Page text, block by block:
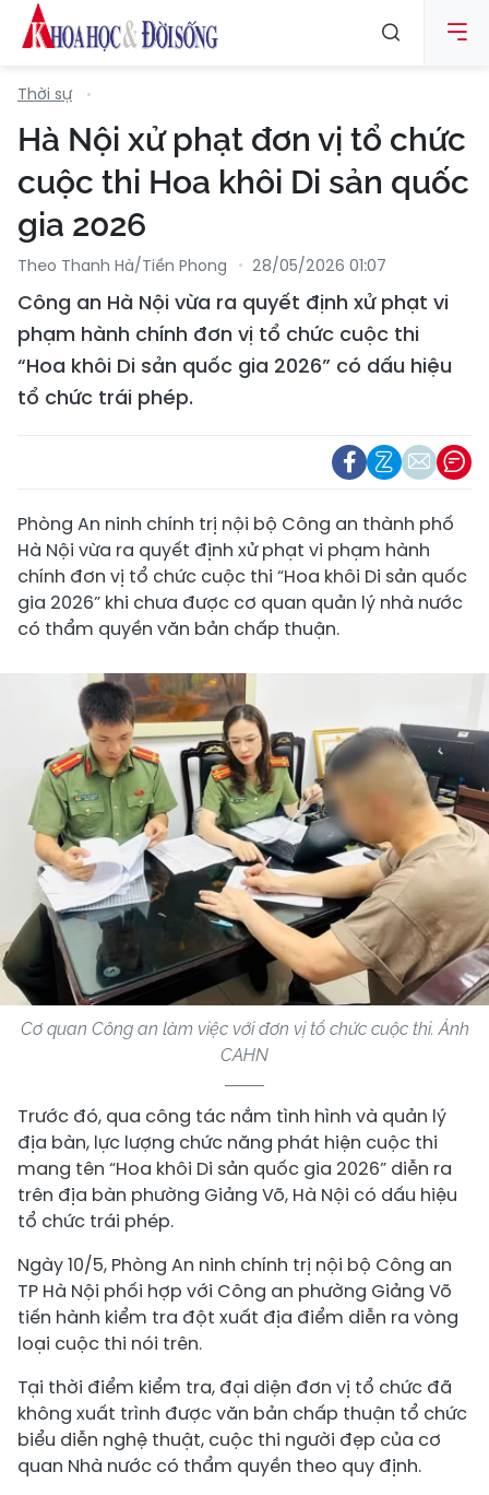
Thời sự
Hà Nội xử phạt đơn vị tổ chức
cuộc thi Hoa khôi Di sản quốc
gia 2026
Theo Thanh Hà/Tiền Phong 28/05/2026 01:07
Công an Hà Nội vừa ra quyết định xử phạt vi
phạm hành chính đơn vị tổ chức cuộc thi
“Hoa khôi Di sản quốc gia 2026” có dấu hiệu
tổ chức trái phép.
Phòng An ninh chính trị nội bộ Công an thành phố
Hà Nội vừa ra quyết định xử phạt vi phạm hành
chính đơn vị tổ chức cuộc thi “Hoa khôi Di sản quốc
gia 2026” khi chưa được cơ quan quản lý nhà nước
có thẩm quyền văn bản chấp thuận.
Cơ quan Công an làm việc với đơn vị tổ chức cuộc thi. Ảnh
CAHN
Trước đó, qua công tác nắm tình hình và quản lý
địa bàn, lực lượng chức năng phát hiện cuộc thi
mang tên “Hoa khôi Di sản quốc gia 2026” diễn ra
trên địa bàn phường Giảng Võ, Hà Nội có dấu hiệu
tổ chức trái phép.
Ngày 10/5, Phòng An ninh chính trị nội bộ Công an
TP Hà Nội phối hợp với Công an phường Giảng Võ
tiến hành kiểm tra đột xuất địa điểm diễn ra vòng
loại cuộc thi nói trên.
Tại thời điểm kiểm tra, đại diện đơn vị tổ chức đã
không xuất trình được văn bản chấp thuận tổ chức
biểu diễn nghệ thuật, cuộc thi người đẹp của cơ
quan Nhà nước có thẩm quyền theo quy định.